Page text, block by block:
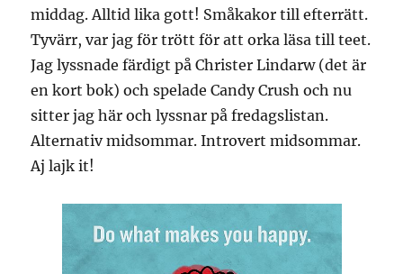
middag. Alltid lika gott! Småkakor till efterrätt.
Tyvärr, var jag för trött för att orka läsa till teet.
Jag lyssnade färdigt på Christer Lindarw (det är
en kort bok) och spelade Candy Crush och nu
sitter jag här och lyssnar på fredagslistan.
Alternativ midsommar. Introvert midsommar.
Aj lajk it!